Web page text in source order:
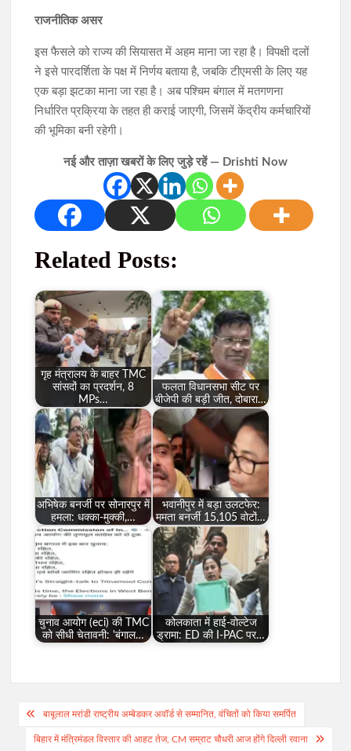
राजनीतिक असर
इस फैसले को राज्य की सियासत में अहम माना जा रहा है। विपक्षी दलों
ने इसे पारदर्शिता के पक्ष में निर्णय बताया है, जबकि टीएमसी के लिए यह
एक बड़ा झटका माना जा रहा है। अब पश्चिम बंगाल में मतगणना
निर्धारित प्रक्रिया के तहत ही कराई जाएगी, जिसमें केंद्रीय कर्मचारियों
की भूमिका बनी रहेगी।
नई और ताज़ा खबरों के लिए जुड़े रहें — Drishti Now
Related Posts:
गृह मंत्रालय के बाहर TMC
सांसदों का प्रदर्शन, 8
MPs…
फलता विधानसभा सीट पर
बीजेपी की बड़ी जीत, दोबारा…
अभिषेक बनर्जी पर सोनारपुर में
हमला: धक्का-मुक्की,…
भवानीपुर में बड़ा उलटफेर:
ममता बनर्जी 15,105 वोटों…
चुनाव आयोग (eci) की TMC
को सीधी चेतावनी: 'बंगाल…
कोलकाता में हाई-वोल्टेज
ड्रामा: ED की I-PAC पर…
Post
navigation
बाबूलाल मरांडी राष्ट्रीय अम्बेडकर अवॉर्ड से सम्मानित, वंचितों को किया समर्पित
बिहार में मंत्रिमंडल विस्तार की आहट तेज, CM सम्राट चौधरी आज होंगे दिल्ली रवाना